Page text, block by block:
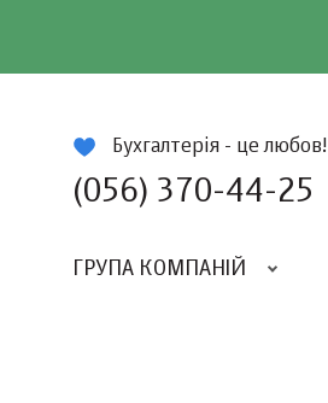
Бухгалтерія - це любов!
(056) 370-44-25
ГРУПА КОМПАНІЙ